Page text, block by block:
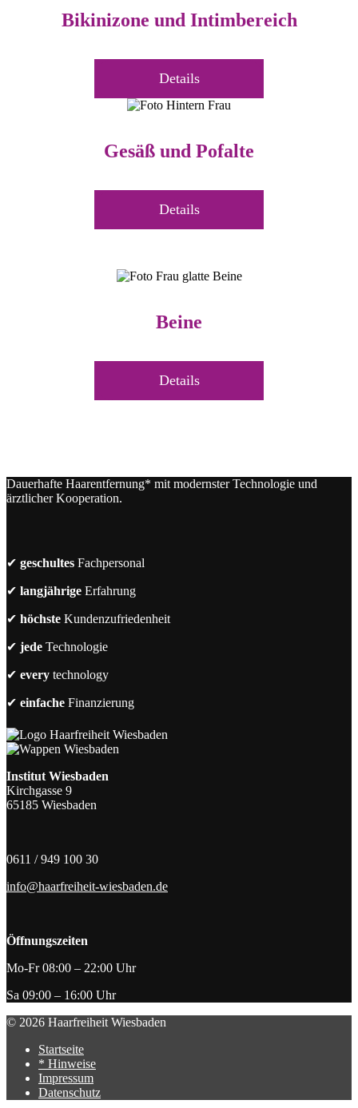
Bikinizone und Intimbereich
Details
Gesäß und Pofalte
Details
Beine
Details
Dauerhafte Haarentfernung* mit modernster Technologie und
ärztlicher Kooperation.
✔ geschultes Fachpersonal
✔ langjährige Erfahrung
✔ höchste Kundenzufriedenheit
✔ jede Technologie
✔ every technology
✔ einfache Finanzierung
Institut Wiesbaden
Kirchgasse 9
65185 Wiesbaden
0611 / 949 100 30
info@haarfreiheit-wiesbaden.de
Öffnungszeiten
Mo-Fr 08:00 – 22:00 Uhr
Sa 09:00 – 16:00 Uhr
© 2026 Haarfreiheit Wiesbaden
Startseite
* Hinweise
Impressum
Datenschutz